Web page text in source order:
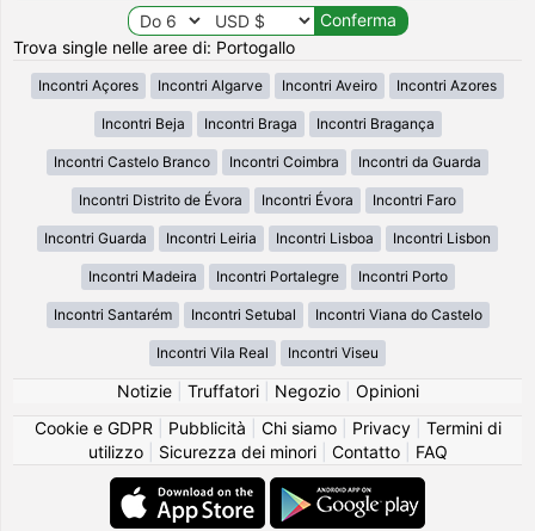
Trova single nelle aree di: Portogallo
Incontri Açores Incontri Algarve Incontri Aveiro Incontri Azores
Incontri Beja Incontri Braga Incontri Bragança
Incontri Castelo Branco Incontri Coimbra Incontri da Guarda
Incontri Distrito de Évora Incontri Évora Incontri Faro
Incontri Guarda Incontri Leiria Incontri Lisboa Incontri Lisbon
Incontri Madeira Incontri Portalegre Incontri Porto
Incontri Santarém Incontri Setubal Incontri Viana do Castelo
Incontri Vila Real Incontri Viseu
Notizie| Truffatori| Negozio| Opinioni
Cookie e GDPR
Pubblicità Chi siamo| Privacy| Termini di
utilizzo| Sicurezza dei minori| Contatto| FAQ